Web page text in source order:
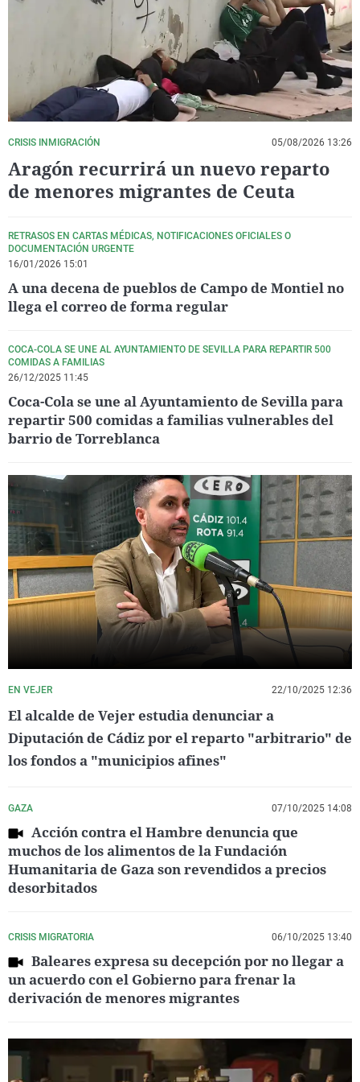
La rosa de los vientos
Gente viajera
Como el perro y el
Caso
Retornados
Equipo de
Operación Viuda
Extremadura
Galicia
La Rioja
Navarra
País Vasco
Virales
Televisión
Elecciones
CRISIS INMIGRACIÓN 05/08/2026 13:26
Aragón recurrirá un nuevo reparto
de menores migrantes de Ceuta
RETRASOS EN CARTAS MÉDICAS, NOTIFICACIONES OFICIALES O
DOCUMENTACIÓN URGENTE
16/01/2026 15:01
A una decena de pueblos de Campo de Montiel no
llega el correo de forma regular
COCA-COLA SE UNE AL AYUNTAMIENTO DE SEVILLA PARA REPARTIR 500
COMIDAS A FAMILIAS
26/12/2025 11:45
Coca-Cola se une al Ayuntamiento de Sevilla para
repartir 500 comidas a familias vulnerables del
barrio de Torreblanca
EN VEJER 22/10/2025 12:36
El alcalde de Vejer estudia denunciar a
Diputación de Cádiz por el reparto "arbitrario" de
los fondos a "municipios afines"
GAZA 07/10/2025 14:08
Acción contra el Hambre denuncia que
muchos de los alimentos de la Fundación
Humanitaria de Gaza son revendidos a precios
desorbitados
CRISIS MIGRATORIA 06/10/2025 13:40
Baleares expresa su decepción por no llegar a
un acuerdo con el Gobierno para frenar la
derivación de menores migrantes